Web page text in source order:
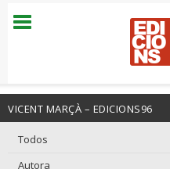
VICENT MARÇÀ – EDICIONS96
Todos
Autora